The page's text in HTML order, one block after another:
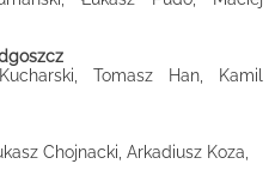
Tomasz Han, Kamil
Chojnacki, Arkadiusz Koza,